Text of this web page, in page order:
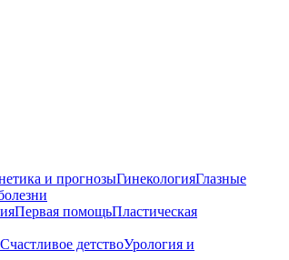
и прогнозыГинекологияГлазные
Первая помощьПластическая
Счастливое детствоУрология и